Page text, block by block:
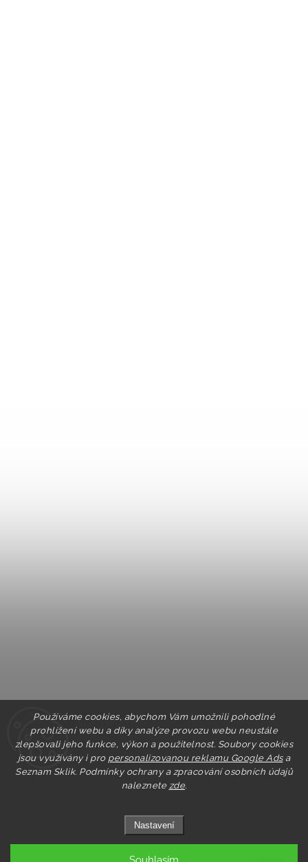
Používáme cookies, abychom Vám umožnili pohodlné
prohlížení webu a díky analýze provozu webu neustále
zlepšovali jeho funkce, výkon a použitelnost. Soubory cookies
jsou využívány i pro personalizovanou reklamu Google Adsa
Seznam Sklik. Podmínky ochrany a zpracování osobních údajů
naleznete zde.
Nastavení